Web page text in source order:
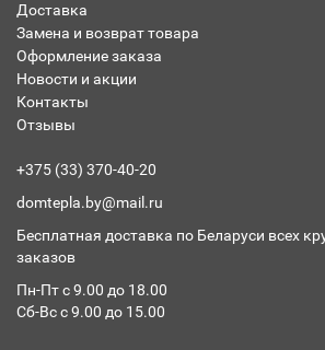
Доставка
Замена и возврат товара
Оформление заказа
Новости и акции
Контакты
Отзывы
+375 (33) 370-40-20
domtepla.by@mail.ru
Бесплатная доставка по Беларуси всех
заказов
Пн-Пт с 9.00 до 18.00
Сб-Вс с 9.00 до 15.00